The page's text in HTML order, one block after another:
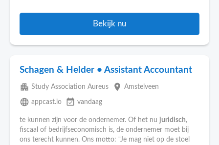
Bekijk nu
Schagen & Helder • Assistant Accountant
apartment Study Association Aureus place Amstelveen
language appcast.io event_available vandaag
te kunnen zijn voor de ondernemer. Of het nu juridisch,
fiscaal of bedrijfseconomisch is, de ondernemer moet bij
ons terecht kunnen. Ons motto: “Je mag niet op de stoel